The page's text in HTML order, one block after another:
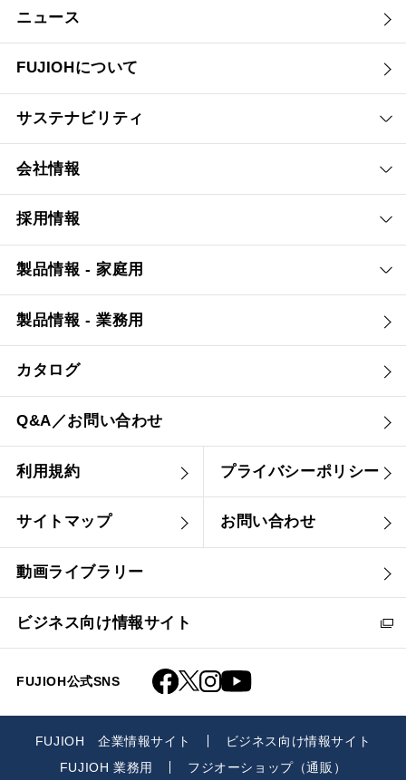
ニュース
FUJIOHについて
サステナビリティ
会社情報
採用情報
製品情報 - 家庭用
製品情報 - 業務用
カタログ
Q&A／お問い合わせ
利用規約 プライバシーポリシー
サイトマップ お問い合わせ
動画ライブラリー
ビジネス向け情報サイト
FUJIOH公式SNS
FUJIOH 企業情報サイト
ビジネス向け情報サイト
FUJIOH 業務用
フジオーショップ（通販）